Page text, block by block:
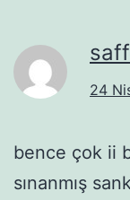
24
bence çok ii
sınanmış